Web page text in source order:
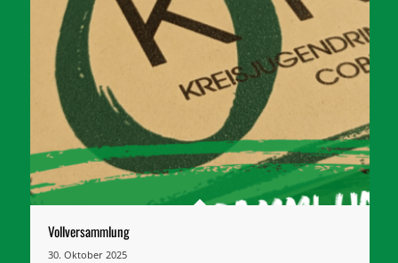
Vollversammlung
30. Oktober 2025